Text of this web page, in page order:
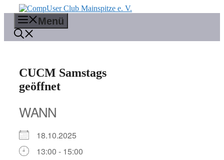
Inhalt
springen
Menü
CUCM Samstags
geöffnet
WANN
18.10.2025
13:00 - 15:00